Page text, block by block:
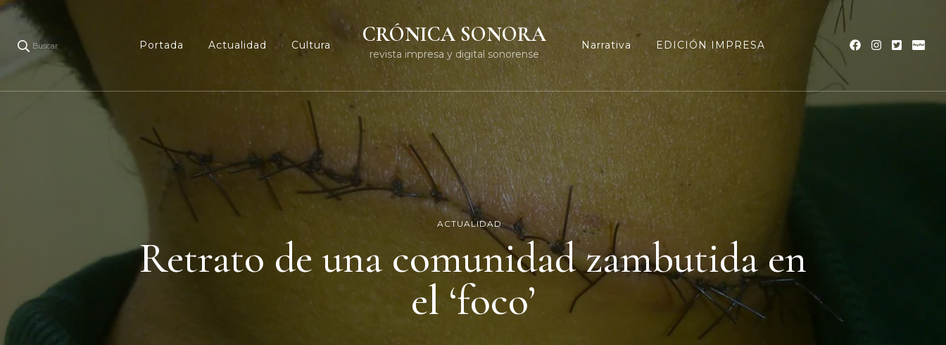
Buscar Portada Actualidad Cultura CRÓNICA SONORA
revista impresa y digital sonorense
Narrativa EDICIÓN IMPRESA
ACTUALIDAD
Retrato de una comunidad zambutida en
el ‘foco’